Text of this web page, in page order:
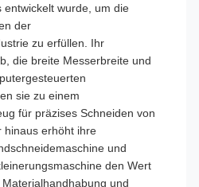
wurde, um die
der
zu erfüllen. Ihr
die breite Messerbreite und
sie zu einem
für präzises Schneiden von
hinaus erhöht ihre
und
den Wert
und